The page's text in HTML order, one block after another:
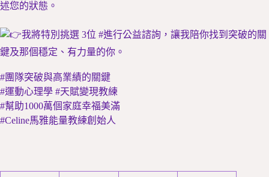
述您的狀態。
我將特別挑選 3位 #進行公益諮詢，讓我陪你找到突破的關
鍵及那個穩定、有力量的你。
#團隊突破與高業績的關鍵
#運動心理學 #天賦變現教練
#幫助1000萬個家庭幸福美滿
#Celine馬雅能量教練創始人